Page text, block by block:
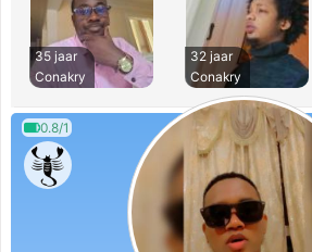
35 jaar
Conakry
32 jaar
Conakry
0.8/1